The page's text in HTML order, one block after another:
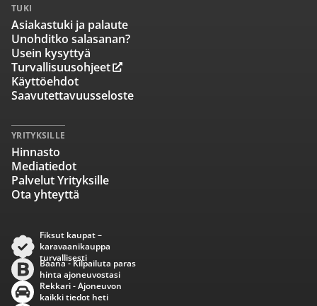
TUKI
Asiakastuki ja palaute
Unohditko salasanan?
Usein kysyttyä
Turvallisuusohjeet
Käyttöehdot
Saavutettavuusseloste
YRITYKSILLE
Hinnasto
Mediatiedot
Palvelut Yrityksille
Ota yhteyttä
Fiksut kaupat –
karavaanikauppa
turvallisesti
Baana - Kilpailuta paras
hinta ajoneuvostasi
Rekkari - Ajoneuvon
kaikki tiedot heti